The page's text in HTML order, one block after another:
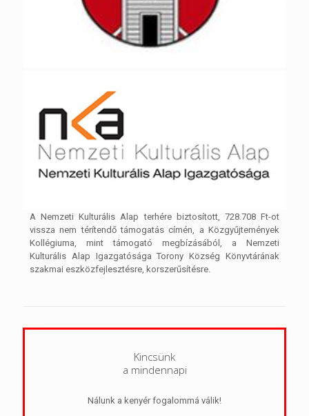
A Nemzeti Kulturális Alap terhére biztosított, 728.708 Ft-ot
vissza nem térítendő támogatás címén, a Közgyűjtemények
Kollégiuma, mint támogató megbízásából, a Nemzeti
Kulturális Alap Igazgatósága Torony Község Könyvtárának
szakmai eszközfejlesztésre, korszerűsítésre.
Kincsünk
a mindennapi
Nálunk a kenyér fogalommá válik!